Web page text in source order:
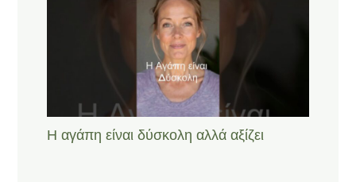
Η αγάπη είναι δύσκολη αλλά αξίζει